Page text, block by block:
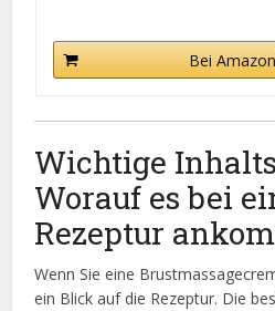
Bei
Wichtige
Worauf es bei
Rezeptur
Wenn Sie eine
ein Blick auf die Rezeptur. Die